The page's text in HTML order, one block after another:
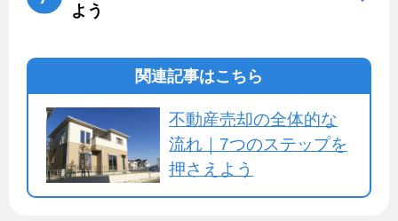
よう
関連記事はこちら
不動産売却の全体的な
流れ｜7つのステップを
押さえよう